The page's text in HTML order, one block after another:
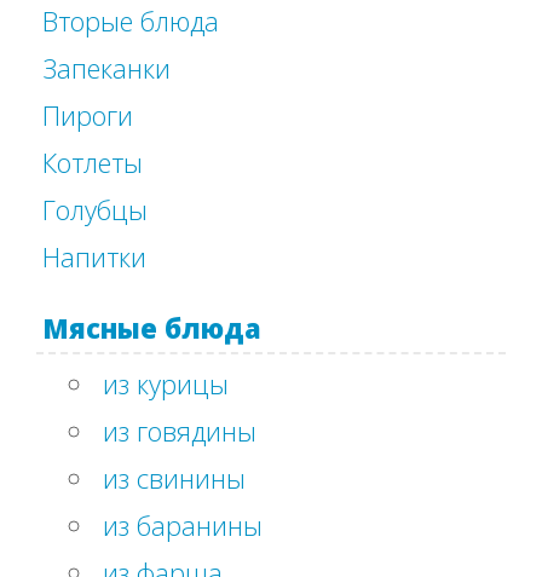
Вторые блюда
Запеканки
Пироги
Котлеты
Голубцы
Напитки
Мясные блюда
из курицы
из говядины
из свинины
из баранины